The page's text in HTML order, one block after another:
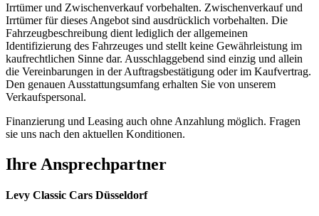
Irrtümer und Zwischenverkauf vorbehalten. Zwischenverkauf und
Irrtümer für dieses Angebot sind ausdrücklich vorbehalten. Die
Fahrzeugbeschreibung dient lediglich der allgemeinen
Identifizierung des Fahrzeuges und stellt keine Gewährleistung im
kaufrechtlichen Sinne dar. Ausschlaggebend sind einzig und allein
die Vereinbarungen in der Auftragsbestätigung oder im Kaufvertrag.
Den genauen Ausstattungsumfang erhalten Sie von unserem
Verkaufspersonal.
Finanzierung und Leasing auch ohne Anzahlung möglich. Fragen
sie uns nach den aktuellen Konditionen.
Ihre Ansprechpartner
Levy Classic Cars Düsseldorf